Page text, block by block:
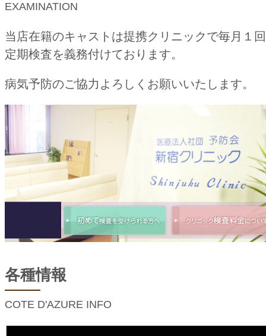
EXAMINATION
当店在籍のキャストは提携クリニックで毎月１
定期検査を義務付けております。
病気予防のご協力よろしくお願いいたします。
各種情報
COTE D'AZURE INFO